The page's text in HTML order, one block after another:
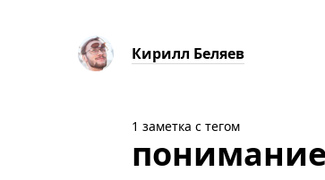
Кирилл Беляев
1 заметка с тегом
понимание